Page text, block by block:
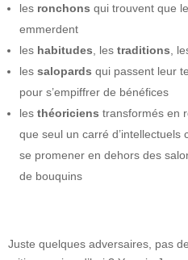
les ronchons qui trouvent que
emmerdent
les habitudes , les traditions ,
les salopards qui passent leur
pour s’empiffrer de bénéfices
les théoriciens transformés en
que seul un carré
se promener en dehors des
de bouquins
Juste quelques adversaires, pas